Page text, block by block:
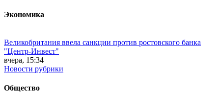
Экономика
Великобритания ввела санкции против ростовского банка
"Центр-Инвест"
вчера, 15:34
Новости рубрики
Общество